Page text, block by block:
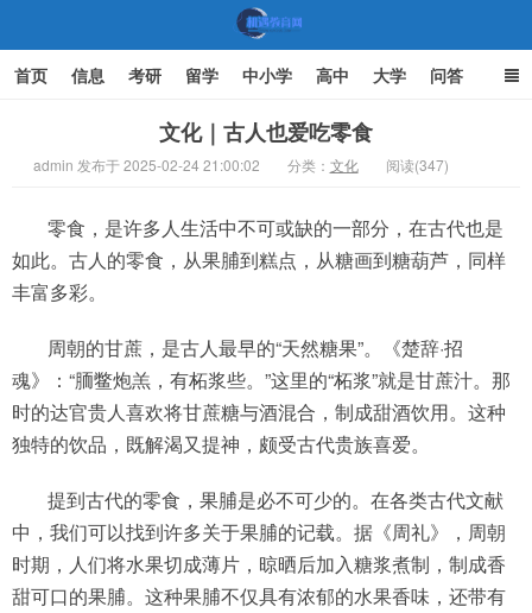
首页 信息 考研 留学 中小学 高中 大学 问答
文化｜古人也爱吃零食
admin 发布于 2025-02-24 21:00:02 分类： 文化 阅读(347)
零食，是许多人生活中不可或缺的一部分，在古代也是
如此。古人的零食，从果脯到糕点，从糖画到糖葫芦，同样
丰富多彩。
周朝的甘蔗，是古人最早的“天然糖果”。《楚辞·招
魂》：“胹鳖炮羔，有柘浆些。”这里的“柘浆”就是甘蔗汁。那
时的达官贵人喜欢将甘蔗糖与酒混合，制成甜酒饮用。这种
独特的饮品，既解渴又提神，颇受古代贵族喜爱。
提到古代的零食，果脯是必不可少的。在各类古代文献
中，我们可以找到许多关于果脯的记载。据《周礼》，周朝
时期，人们将水果切成薄片，晾晒后加入糖浆煮制，制成香
甜可口的果脯。这种果脯不仅具有浓郁的水果香味，还带有